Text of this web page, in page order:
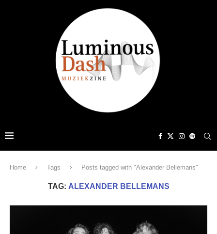
Home Tags Posts tagged with "Alexander Bellemans"
TAG: ALEXANDER BELLEMANS